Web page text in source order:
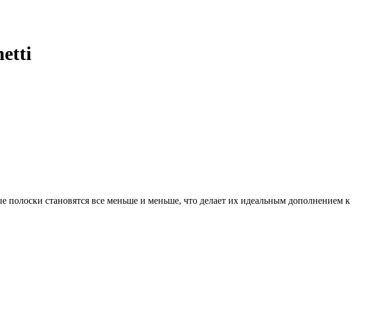
становятся все меньше и меньше, что делает их идеальным дополнением к